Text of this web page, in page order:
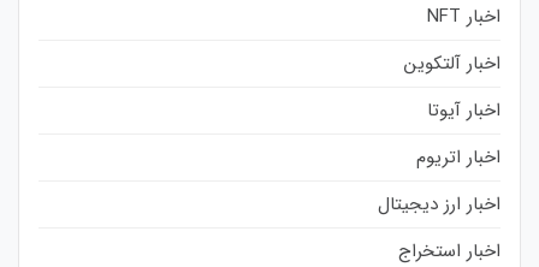
اخبار NFT
اخبار آلتکوین
اخبار آیوتا
اخبار اتریوم
اخبار ارز دیجیتال
اخبار استخراج